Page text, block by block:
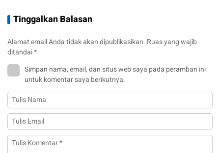
Tinggalkan Balasan
Alamat email Anda tidak akan dipublikasikan. Ruas yang wajib
ditandai*
Simpan nama, email, dan situs web saya pada peramban ini
untuk komentar saya berikutnya.